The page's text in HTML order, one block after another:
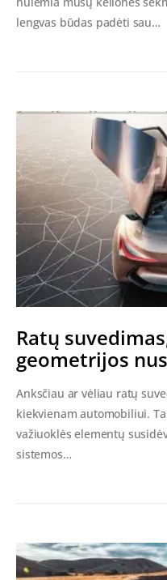
lengvas būdas padėti sau…
Ratų
geometrijos
Anksčiau ar vėliau ratų
kiekvienam automobiliui.
važiuoklės elementų
sistemos…